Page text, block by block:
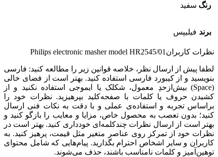
رنگ سفید
برند فیلیپس
نظرات کاربرانPhilips electronic masher model HR2545/01
لطفا پیش از ارسال نظر، خلاصه قوانین زیر را مطالعه کنید: فارسی
بنویسید و از کیبورد فارسی استفاده کنید. بهتر است از فضای خالی
(Space) بیش‌از‌حدِ معمول، شکلک یا ایموجی استفاده نکنید و از
کشیدن حروف یا کلمات با صفحه‌کلید بپرهیزید. نظرات خود را
براساس تجربه و استفاده‌ی عملی و با دقت به نکات فنی ارسال
کنید؛ بدون تعصب به محصول خاص، مزایا و معایب را بازگو کنید و
بهتر است از ارسال نظرات چندکلمه‌‌ای خودداری کنید. بهتر است در
نظرات خود از تمرکز روی عناصر متغیر مثل قیمت، پرهیز کنید. به
کاربران و سایر اشخاص احترام بگذارید. پیام‌هایی که شامل محتوای
توهین‌آمیز و کلمات نامناسب باشند، حذف می‌شوند.